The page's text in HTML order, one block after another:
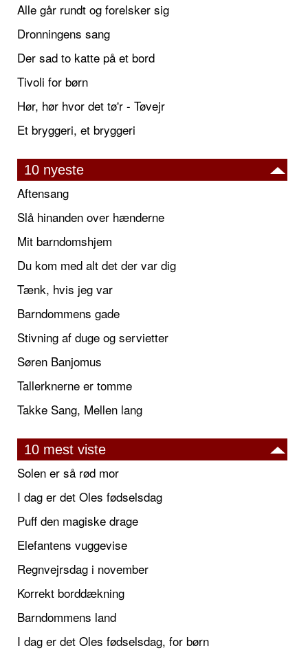
Alle går rundt og forelsker sig
Dronningens sang
Der sad to katte på et bord
Tivoli for børn
Hør, hør hvor det tø'r - Tøvejr
Et bryggeri, et bryggeri
10 nyeste
Aftensang
Slå hinanden over hænderne
Mit barndomshjem
Du kom med alt det der var dig
Tænk, hvis jeg var
Barndommens gade
Stivning af duge og servietter
Søren Banjomus
Tallerknerne er tomme
Takke Sang, Mellen lang
10 mest viste
Solen er så rød mor
I dag er det Oles fødselsdag
Puff den magiske drage
Elefantens vuggevise
Regnvejrsdag i november
Korrekt borddækning
Barndommens land
I dag er det Oles fødselsdag, for børn